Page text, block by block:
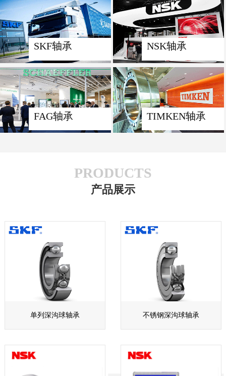
SKF轴承 NSK轴承
FAG轴承 TIMKEN轴承
PRODUCTS
产品展示
单列深沟球轴承 不锈钢深沟球轴承